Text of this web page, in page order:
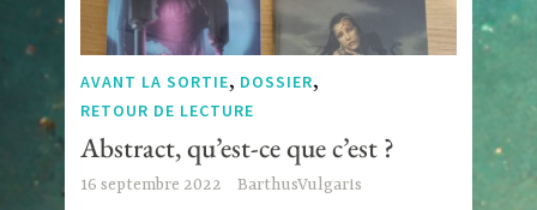
AVANT LA SORTIE, DOSSIER,
RETOUR DE LECTURE
Abstract, qu’est-ce que c’est ?
16 septembre 2022 BarthusVulgaris